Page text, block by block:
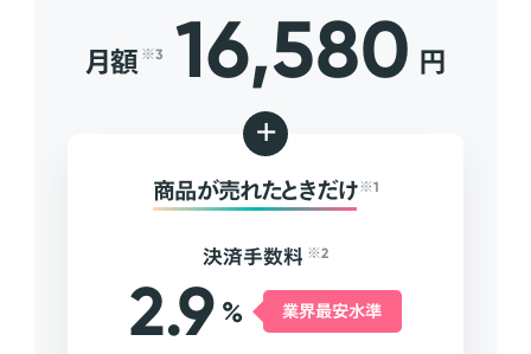
月額 ※3 16,580 円
+
商品が売れたときだけ ※1
決済手数料 ※2
2.9 % 業界最安水準